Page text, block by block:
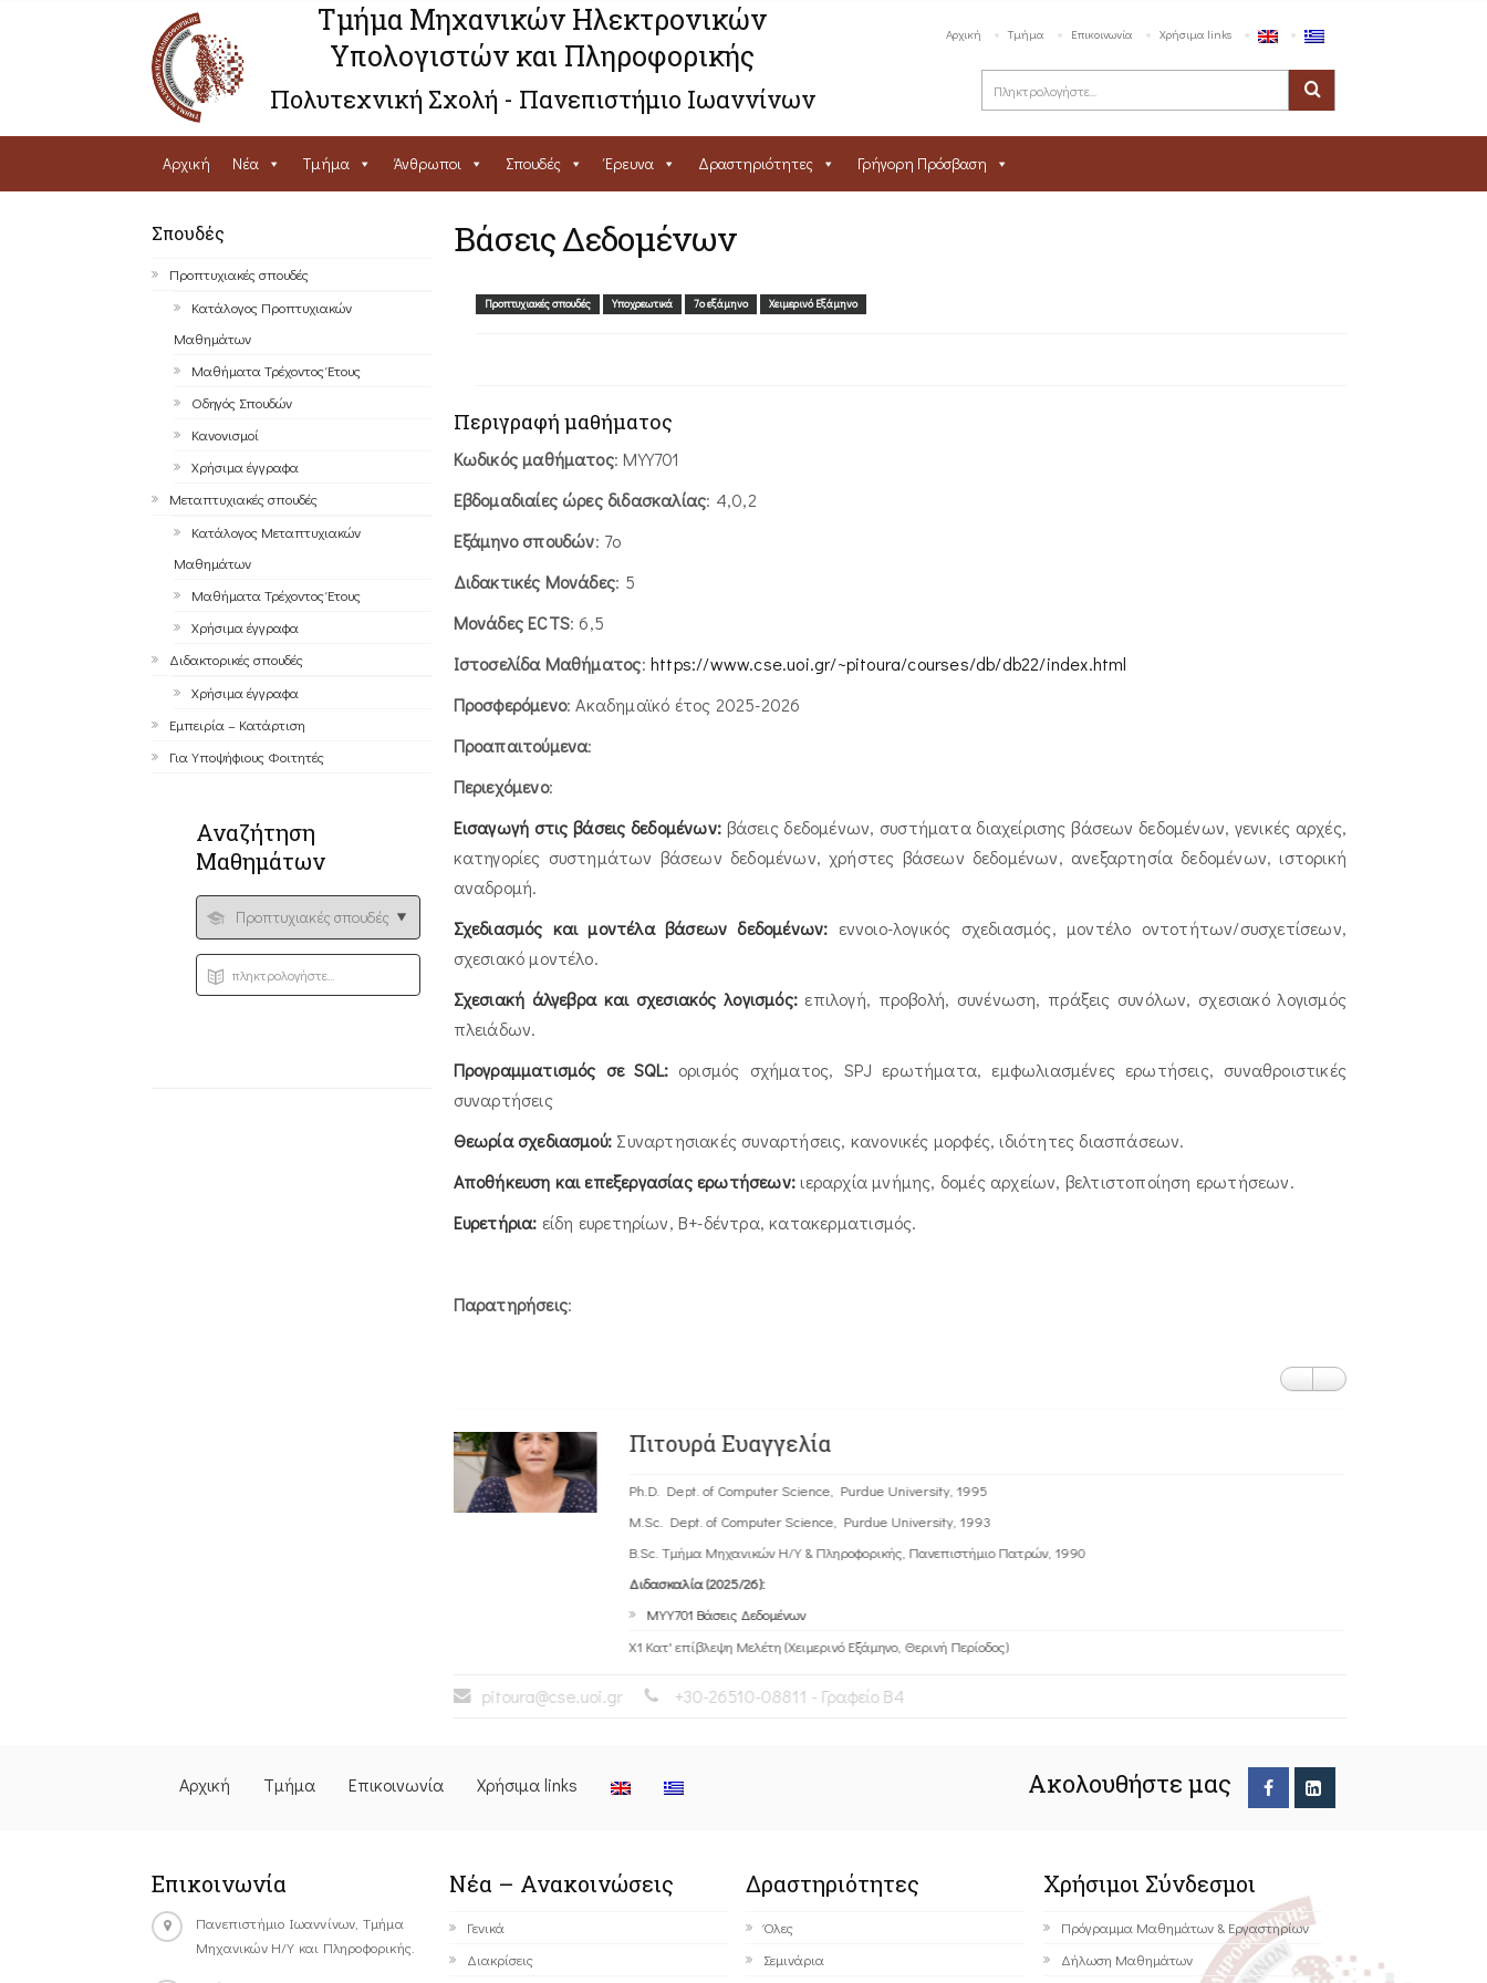
Τμήμα Μηχανικών Ηλεκτρονικών
Υπολογιστών και Πληροφορικής
Πολυτεχνική Σχολή - Πανεπιστήμιο Ιωαννίνων
Αρχική Τμήμα Επικοινωνία Χρήσιμα links
Αρχική Νέα Τμήμα Άνθρωποι Σπουδές Έρευνα Δραστηριότητες Γρήγορη Πρόσβαση
Σπουδές
Προπτυχιακές σπουδές
Κατάλογος Προπτυχιακών
Μαθημάτων
Μαθήματα Τρέχοντος Έτους
Οδηγός Σπουδών
Κανονισμοί
Χρήσιμα έγγραφα
Μεταπτυχιακές σπουδές
Κατάλογος Μεταπτυχιακών
Μαθημάτων
Μαθήματα Τρέχοντος Έτους
Χρήσιμα έγγραφα
Διδακτορικές σπουδές
Χρήσιμα έγγραφα
Εμπειρία – Kατάρτιση
Για Υποψήφιους Φοιτητές
Αναζήτηση
Μαθημάτων
Βάσεις Δεδομένων
Προπτυχιακές σπουδές Υποχρεωτικά 7ο εξάμηνο Χειμερινό Εξάμηνο
Περιγραφή μαθήματος
Κωδικός μαθήματος: ΜΥΥ701
Εβδομαδιαίες ώρες διδασκαλίας: 4,0,2
Εξάμηνο σπουδών: 7ο
Διδακτικές Μονάδες: 5
Μονάδες ECTS: 6,5
Ιστοσελίδα Μαθήματος: https://www.cse.uoi.gr/~pitoura/courses/db/db22/index.html
Προσφερόμενο: Ακαδημαϊκό έτος 2025-2026
Προαπαιτούμενα:
Περιεχόμενο:
Εισαγωγή στις βάσεις δεδομένων:βάσεις δεδομένων, συστήματα διαχείρισης βάσεων δεδομένων, γενικές αρχές,
κατηγορίες συστημάτων βάσεων δεδομένων, χρήστες βάσεων δεδομένων, ανεξαρτησία δεδομένων, ιστορική
αναδρομή.
Σχεδιασμός και μοντέλα βάσεων δεδομένων: εννοιο-λογικός σχεδιασμός, μοντέλο οντοτήτων/συσχετίσεων,
σχεσιακό μοντέλο.
Σχεσιακή άλγεβρα και σχεσιακός λογισμός:επιλογή, προβολή, συνένωση, πράξεις συνόλων, σχεσιακό λογισμός
πλειάδων.
Προγραμματισμός σε SQL:ορισμός σχήματος, SPJ ερωτήματα, εμφωλιασμένες ερωτήσεις, συναθροιστικές
συναρτήσεις
Θεωρία σχεδιασμού: Συναρτησιακές συναρτήσεις, κανονικές μορφές, ιδιότητες διασπάσεων.
Αποθήκευση και επεξεργασίας ερωτήσεων:ιεραρχία μνήμης, δομές αρχείων, βελτιστοποίηση ερωτήσεων.
Ευρετήρια: είδη ευρετηρίων, B+-δέντρα, κατακερματισμός.
Παρατηρήσεις:
Πιτουρά Ευαγγελία
Ph.D. Dept. of Computer Science, Purdue University, 1995
M.Sc. Dept. of Computer Science, Purdue University, 1993
B.Sc. Τμήμα Μηχανικών Η/Υ & Πληροφορικής, Πανεπιστήμιο Πατρών, 1990
Διδασκαλία (2025/26):
ΜΥΥ701 Βάσεις Δεδομένων
Χ1 Κατ' επίβλεψη Μελέτη (Χειμερινό Εξάμηνο, Θερινή Περίοδος)
pitoura@cse.uoi.gr +30-26510-08811 - Γραφείο Β4
Αρχική Τμήμα Επικοινωνία Χρήσιμα links Ακολουθήστε μας
Επικοινωνία
Πανεπιστήμιο Ιωαννίνων, Τμήμα
Μηχανικών Η/Υ και Πληροφορικής.
Νέα – Ανακοινώσεις
Γενικά
Διακρίσεις
Δραστηριότητες
Όλες
Σεμινάρια
Χρήσιμοι Σύνδεσμοι
Πρόγραμμα Μαθημάτων & Εργαστηρίων
Δήλωση Μαθημάτων